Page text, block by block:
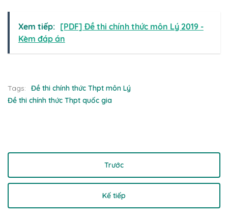
Xem tiếp: [PDF] Đề thi chính thức môn Lý 2019 -
Kèm đáp án
Tags:
Đề thi chính thức Thpt môn Lý
Đề thi chính thức Thpt quốc gia
Trước
Kế tiếp